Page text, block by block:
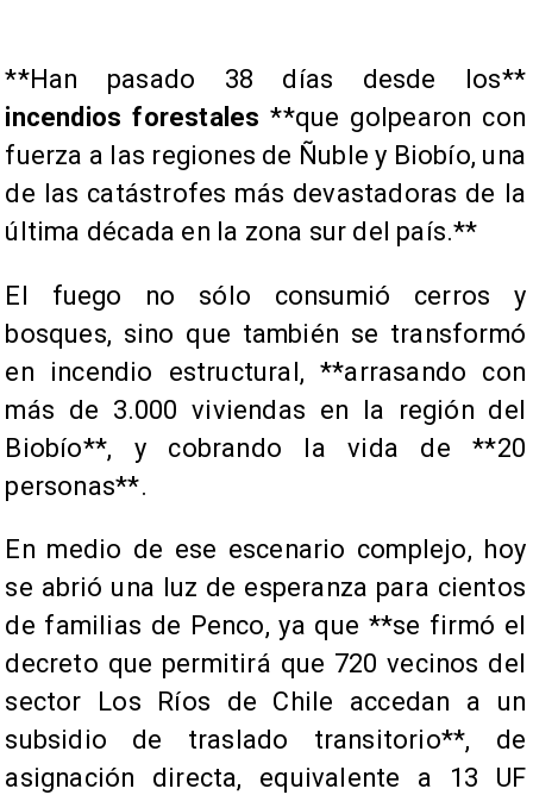
**Han pasado 38 días desde los**
incendios forestales **que golpearon con
fuerza a las regiones de Ñuble y Biobío, una
de las catástrofes más devastadoras de la
última década en la zona sur del país.**
El fuego no sólo consumió cerros y
bosques, sino que también se transformó
en incendio estructural, **arrasando con
más de 3.000 viviendas en la región del
Biobío**, y cobrando la vida de **20
personas**.
En medio de ese escenario complejo, hoy
se abrió una luz de esperanza para cientos
de familias de Penco, ya que **se firmó el
decreto que permitirá que 720 vecinos del
sector Los Ríos de Chile accedan a un
subsidio de traslado transitorio**, de
asignación directa, equivalente a 13 UF